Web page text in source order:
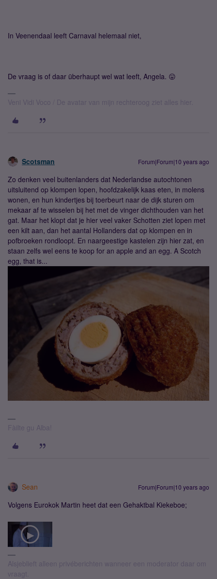
In Veenendaal leeft Carnaval helemaal niet,
De vraag is of daar überhaupt wel wat leeft, Angela. 😛
Veni Vidi Voco / De avatar van mijn rechteroog ziet alles hier.
Scotsman Forum|Forum|10 years ago
Zo denken veel buitenlanders dat Nederlandse autochtonen
uitsluitend op klompen lopen, hoofdzakelijk kaas eten, in molens
wonen, en hun kindertjes bij toerbeurt naar de dijk sturen om
mekaar af te wisselen bij het met de vinger dichthouden van het
gat. Maar het klopt dat je hier veel vaker Schotten ziet lopen met
een kilt aan, dan het aantal Hollanders dat op klompen en in
pofbroeken rondloopt. En naargeestige kastelen zijn hier zat, en
staan zelfs wel eens te koop for an apple and an egg. A Scotch
egg, that is...
Fàilte gu Alba!
Sean Forum|Forum|10 years ago
Volgens Eurokok Martin heet dat een Gehaktbal Kiekeboe;
Alsjeblieft alleen privéberichten wanneer een moderator daar om
vraagt.